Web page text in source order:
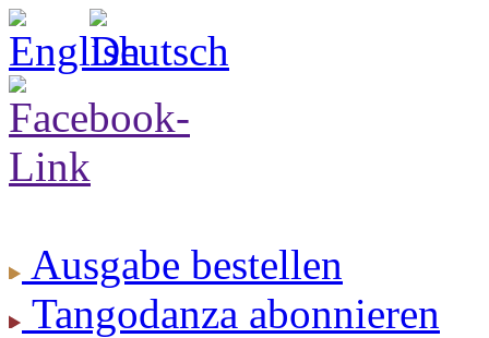
Ausgabe bestellen
Tangodanza abonnieren